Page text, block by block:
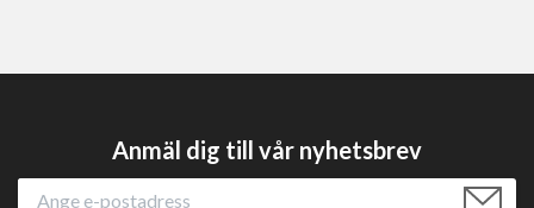
Anmäl dig till vår nyhetsbrev